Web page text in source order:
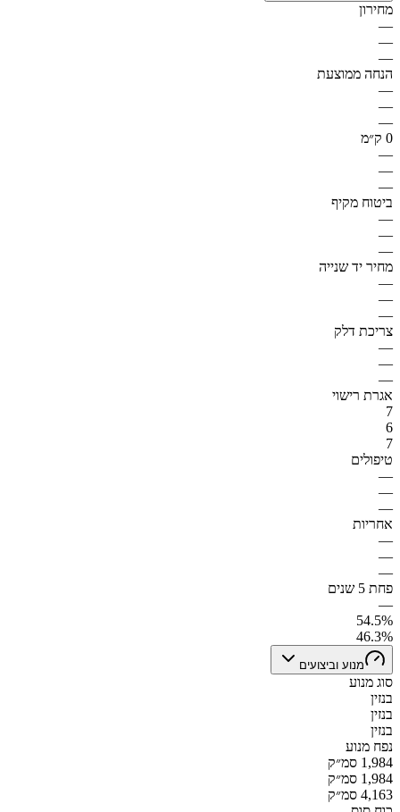
מחירון
—
—
—
הנחה ממוצעת
—
—
—
0 ק״מ
—
—
—
ביטוח מקיף
—
—
—
מחיר יד שנייה
—
—
—
צריכת דלק
—
—
—
אגרת רישוי
7
6
7
טיפולים
—
—
—
אחריות
—
—
—
פחת 5 שנים
—
54.5%
46.3%
מנוע וביצועים
סוג מנוע
בנזין
בנזין
בנזין
נפח מנוע
1,984 סמ״ק
1,984 סמ״ק
4,163 סמ״ק